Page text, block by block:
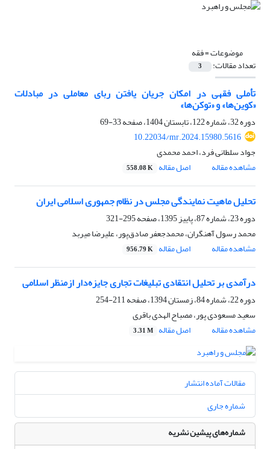
موضوعات =فقه
تعداد مقالات: 3
تأملی فقهی در امکان جریان یافتن ربای معاملی در مبادلات
«کوین‌ها» و «توکن‌ها»
دوره 32، شماره 122، تابستان 1404، صفحه
33-69
10.22034/mr.2024.15980.5616
جواد سلطانی فرد، احمد محمدی
مشاهده مقاله
اصل مقاله 558.08 K
تحلیل ماهیت نمایندگی مجلس در نظام جمهوری اسلامی ایران
دوره 23، شماره 87، پاییز 1395، صفحه
295-321
محمد رسول آهنگران، محمدجعفر صادق‌پور، علیرضا میربد
مشاهده مقاله
اصل مقاله 956.79 K
درآمدی بر تحلیل انتقادی تبلیغات تجاری جایزه‌دار ازمنظر اسلامی
دوره 22، شماره 84، زمستان 1394، صفحه
211-254
سعید مسعودی پور، مصباح الهدی باقری
مشاهده مقاله
اصل مقاله 3.31 M
مقالات آماده انتشار
شماره جاری
شماره‌های پیشین نشریه